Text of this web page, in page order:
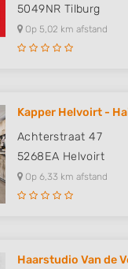
5049NR Tilburg
Op 5,02 km afstand
Kapper Helvoirt -
Achterstraat 47
5268EA Helvoirt
Op 6,33 km afstand
Haarstudio Van de